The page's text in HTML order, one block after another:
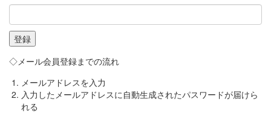
◇メール会員登録までの流れ
メールアドレスを入力
入力したメールアドレスに自動生成されたパスワードが届けら
れる